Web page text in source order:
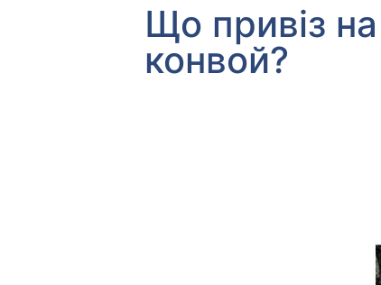
Що привіз
конвой?